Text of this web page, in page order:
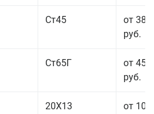
Ст45
от 38
руб.
Ст65Г
от 45
руб.
20Х13
от 103